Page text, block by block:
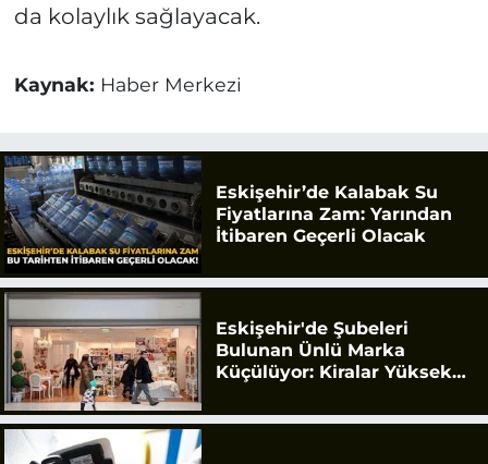
da kolaylık sağlayacak.
Kaynak: Haber Merkezi
Eskişehir’de Kalabak Su
Fiyatlarına Zam: Yarından
İtibaren Geçerli Olacak
Eskişehir'de Şubeleri
Bulunan Ünlü Marka
Küçülüyor: Kiralar Yüksek